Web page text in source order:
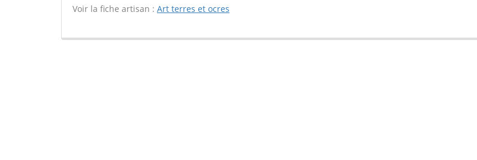
Voir la fiche artisan : Art terres et ocres